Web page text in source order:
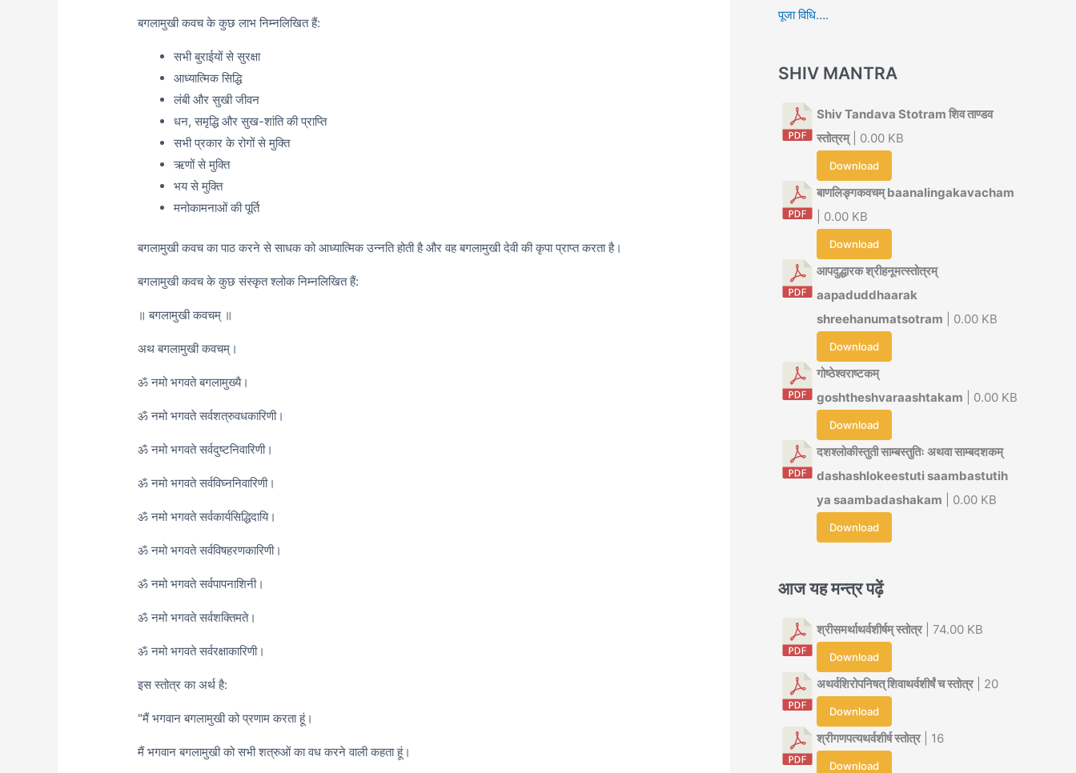
बगलामुखी कवच के कुछ लाभ निम्नलिखित हैं:
सभी बुराईयों से सुरक्षा
आध्यात्मिक सिद्धि
लंबी और सुखी जीवन
धन, समृद्धि और सुख-शांति की प्राप्ति
सभी प्रकार के रोगों से मुक्ति
ऋणों से मुक्ति
भय से मुक्ति
मनोकामनाओं की पूर्ति
बगलामुखी कवच का पाठ करने से साधक को आध्यात्मिक उन्नति होती है और वह बगलामुखी देवी की कृपा प्राप्त करता है।
बगलामुखी कवच के कुछ संस्कृत श्लोक निम्नलिखित हैं:
॥ बगलामुखी कवचम् ॥
अथ बगलामुखी कवचम्।
ॐ नमो भगवते बगलामुख्यै।
ॐ नमो भगवते सर्वशत्रुवधकारिणी।
ॐ नमो भगवते सर्वदुष्टनिवारिणी।
ॐ नमो भगवते सर्वविघ्ननिवारिणी।
ॐ नमो भगवते सर्वकार्यसिद्धिदायि।
ॐ नमो भगवते सर्वविषहरणकारिणी।
ॐ नमो भगवते सर्वपापनाशिनी।
ॐ नमो भगवते सर्वशक्तिमते।
ॐ नमो भगवते सर्वरक्षाकारिणी।
इस स्तोत्र का अर्थ है:
"मैं भगवान बगलामुखी को प्रणाम करता हूं।
मैं भगवान बगलामुखी को सभी शत्रुओं का वध करने वाली कहता हूं।
पूजा विधि….
SHIV MANTRA
Shiv Tandava Stotram शिव ताण्डव
स्तोत्रम्| 0.00 KB
Download
बाणलिङ्गकवचम् baanalingakavacham
| 0.00 KB
Download
आपदुद्धारक श्रीहनूमत्स्तोत्रम्
aapaduddhaarak
shreehanumatsotram | 0.00 KB
Download
गोष्ठेश्वराष्टकम्
goshtheshvaraashtakam | 0.00 KB
Download
दशश्लोकीस्तुती साम्बस्तुतिः अथवा साम्बदशकम्
dashashlokeestuti saambastutih
ya saambadashakam | 0.00 KB
Download
आज यह मन्त्र पढ़ें
श्रीसमर्थाथर्वशीर्षम् स्तोत्र| 74.00 KB
Download
अथर्वशिरोपनिषत् शिवाथर्वशीर्षं च स्तोत्र| 20
Download
श्रीगणपत्यथर्वशीर्ष स्तोत्र| 16
Download